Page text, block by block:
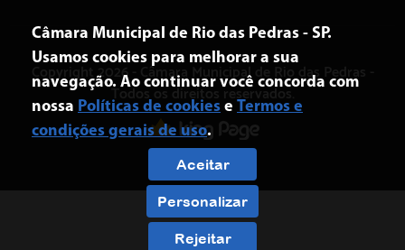
Copyright 2026 - Câmara Municipal deRio das Pedras
Todos os direitos reservados.
Câmara Municipal de Rio das Pedras - SP.
Usamos cookies para melhorar a sua
navegação. Ao continuar você concorda com
nossa Políticas de cookies e Termos e
condições gerais de uso.
Aceitar
Personalizar
Rejeitar